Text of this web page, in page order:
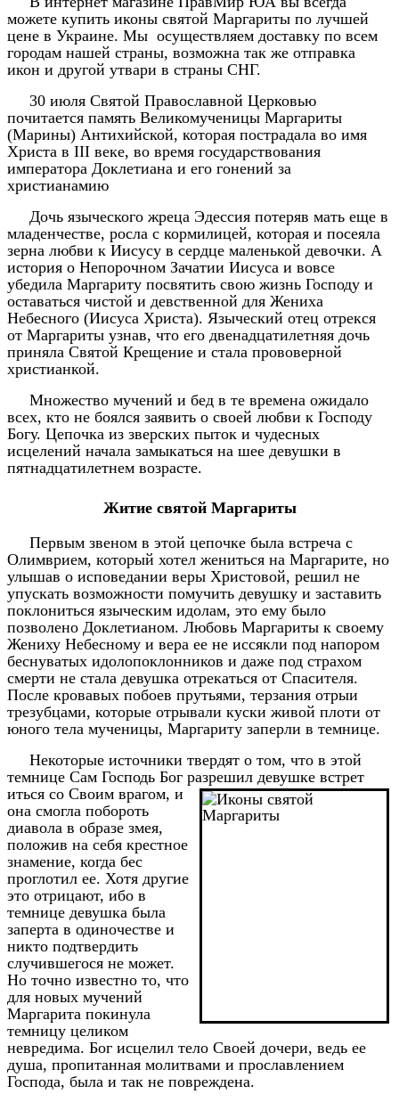
можете купить иконы святой Маргариты по лучшей
цене в Украине. Мы осуществляем доставку по всем
городам нашей страны, возможна так же отправка
икон и другой утвари в страны СНГ.
30 июля Святой Православной Церковью
почитается память Великомученицы Маргариты
(Марины) Антихийской, которая пострадала во имя
Христа в ІІІ веке, во время государствования
императора Доклетиана и его гонений за
христианамию
Дочь языческого жреца Эдессия потеряв мать еще в
младенчестве, росла с кормилицей, которая и посеяла
зерна любви к Иисусу в сердце маленькой девочки. А
история о Непорочном Зачатии Иисуса и вовсе
убедила Маргариту посвятить свою жизнь Господу и
оставаться чистой и девственной для Жениха
Небесного (Иисуса Христа). Языческий отец отрекся
от Маргариты узнав, что его двенадцатилетняя дочь
приняла Святой Крещение и стала прововерной
христианкой.
Множество мучений и бед в те времена ожидало
всех, кто не боялся заявить о своей любви к Господу
Богу. Цепочка из зверских пыток и чудесных
исцелений начала замыкаться на шее девушки в
пятнадцатилетнем возрасте.
Житие святой Маргариты
Первым звеном в этой цепочке была встреча с
Олимврием, который хотел жениться на Маргарите, но
улышав о исповедании веры Христовой, решил не
упускать возможности помучить девушку и заставить
поклониться языческим идолам, это ему было
позволено Доклетианом. Любовь Маргариты к своему
Жениху Небесному и вера ее не иссякли под напором
беснуватых идолопоклонников и даже под страхом
смерти не стала девушка отрекаться от Спасителя.
После кровавых побоев прутьями, терзания отрыи
трезубцами, которые отрывали куски живой плоти от
юного тела мученицы, Маргариту заперли в темнице.
Некоторые источники твердят о том, что в этой
темнице Сам Господь Бог разрешил девушке встрет
иться со Своим врагом, и
она смогла побороть
диавола в образе змея,
положив на себя крестное
знамение, когда бес
проглотил ее. Хотя другие
это отрицают, ибо в
темнице девушка была
заперта в одиночестве и
никто подтвердить
случившегося не может.
Но точно известно то, что
для новых мучений
Маргарита покинула
темницу целиком
невредима. Бог исцелил тело Своей дочери, ведь ее
душа, пропитанная молитвами и прославлением
Господа, была и так не повреждена.